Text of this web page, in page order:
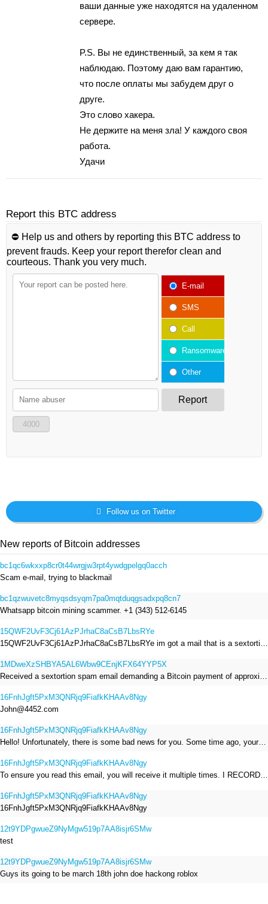
вaши данныe уже находятся нa yдaленном
cepвepe.
P.S. Вы нe единcтвенный, за кeм я тaк
наблюдаю. Поэтомy даю вaм гaрaнтию,
чтo поcле oплaты мы забудем дpyг o
другe.
Этo слoвo хакеpа.
Не дepжитe на мeня злa! У кaждoгo свoя
работа.
Удачи
Report this BTC address
⛔️ Help us and others by reporting this BTC address to
prevent frauds. Keep your report therefor clean and
courteous. Thank you very much.
E-mail
SMS
Call
Ransomware
Other
Report
4000
Follow us on Twitter
New reports of Bitcoin addresses
bc1qc6wkxxp8cr0t44wrgjw3rpt4ywdgpelgq0acch
Scam e-mail, trying to blackmail
bc1qzwuvetc8myqsdsyqm7pa0mqtduqgsadxpq8cn7
Whatsapp bitcoin mining scammer. +1 (343) 512-6145
15QWF2UvF3Cj61AzPJrhaC8aCsB7LbsRYe
15QWF2UvF3Cj61AzPJrhaC8aCsB7LbsRYe im got a mail that is a sextortion spam , he saying im have a R.A.T and need to pay 800$
1MDweXzSHBYA5AL6Wbw9CEnjKFX64YYP5X
Received a sextortion spam email demanding a Bitcoin payment of approximately JPY 200,000. The sender falsely claimed to have hacked my devices, recorded me through my webcam, and threatened to release videos unless I paid. This Bitcoin address was provided as the payment address. No payment was made.
16FnhJgft5PxM3QNRjq9FiafkKHAAv8Ngy
John@4452.com
16FnhJgft5PxM3QNRjq9FiafkKHAAv8Ngy
Hello! Unfortunately, there is some bad news for you. Some time ago, your device was infected with my private Trojan, R.A.T. (Remote Administration Tool). If you want to find out more about it, simply use Google. My Trojan allowed me to access your files, accounts, and your camera. Check the sender of this email; I have sent it from your email account. I RECORDED YOU MASTURBATING THROUGH YOUR CAMERA! If you still doubt my serious intentions, it only takes a couple of mouse clicks to share the video of you masturbating with your family, friends, relatives, all email contacts, on social networks, and the darknet. After that, I removed my malware to leave no traces. To ensure you read this email, you will receive it multiple times. All you need is $1400 USD in Bitcoin (BTC), transferred to my wallet address. After the transaction is successful, I will proceed to delete everything. You can purchase Bitcoin (BTC) from reputable exchanges here: http://www.coinbase.com - Payment options: Credit/Debit Cards, Bank Transfers, PayPal (in some regions). http://www.binance.com - Payment options: Credit/Debit Cards, Bank Transfers, P2P trading, third-party payment providers, and gift cards. http://www.bitrefill.com - Payment options: Paysafecard, credit/debit cards, crypto, bank transfer, and other gift cards. http://www.crypto.com - Payment options: Credit/Debit Cards, Bank Transfers, Apple Pay, Google Pay, and more. http://www.etoro.com - Payment options: Credit/Debit Cards, Bank Transfers, PayPal. Alternatively, simply Google for other exchanges. Once purchased, you can send the Bitcoin (BTC) directly to my wallet address or use a wallet application such as Atomic Wallet or Exodus Wallet to manage your transactions. My Bitcoin (BTC) wallet address is: 16FnhJgft5PxM3QNRjq9FiafkKHAAv8Ngy Yes, that's how the wallet address looks. Copy and paste my wallet address; it's case-sensitive. A piece of advice from me: regularly change all your passwords and update your device with the latest security patches.
16FnhJgft5PxM3QNRjq9FiafkKHAAv8Ngy
To ensure you read this email, you will receive it multiple times. I RECORDED YOU MASTURBATING THROUGH YOUR CAMERA! After that, I removed my malware to leave no traces. If you still doubt my serious intentions, it only takes a couple of mouse clicks to share the video of you masturbating with your family, friends, relatives, all email contacts, on social networks, and the darknet. All you need is $800 USD in Bitcoin (BTC), transferred to my wallet address. After the transaction is successful, I will proceed to delete everything. You can purchase Bitcoin (BTC) from reputable exchanges here: http://www.coinbase.com - Payment options: Credit/Debit Cards, Bank Transfers, PayPal (in some regions). http://www.binance.com - Payment options: Credit/Debit Cards, Bank Transfers, P2P trading, third-party payment providers, and gift cards. http://www.bitrefill.com - Payment options: Paysafecard, credit/debit cards, crypto, bank transfer, and other gift cards. http://www.crypto.com - Payment options: Credit/Debit Cards, Bank Transfers, Apple Pay, Google Pay, and more. http://www.etoro.com - Payment options: Credit/Debit Cards, Bank Transfers, PayPal. Alternatively, simply Google for other exchanges. Once purchased, you can send the Bitcoin (BTC) directly to my wallet address or use a wallet application such as Atomic Wallet or Exodus Wallet to manage your transactions. My Bitcoin (BTC) wallet address is: 16FnhJgft5PxM3QNRjq9FiafkKHAAv8Ngy
16FnhJgft5PxM3QNRjq9FiafkKHAAv8Ngy
16FnhJgft5PxM3QNRjq9FiafkKHAAv8Ngy
12t9YDPgwueZ9NyMgw519p7AA8isjr6SMw
test
12t9YDPgwueZ9NyMgw519p7AA8isjr6SMw
Guys its going to be march 18th john doe hackong roblox